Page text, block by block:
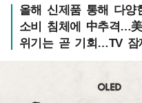
올해 신제품 통해 다양
소비 침체에 中추격…
위기는 곧 기회…TV 잠